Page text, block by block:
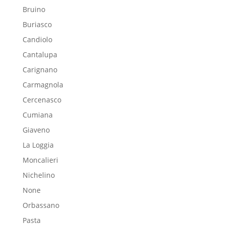
Bruino
Buriasco
Candiolo
Cantalupa
Carignano
Carmagnola
Cercenasco
Cumiana
Giaveno
La Loggia
Moncalieri
Nichelino
None
Orbassano
Pasta